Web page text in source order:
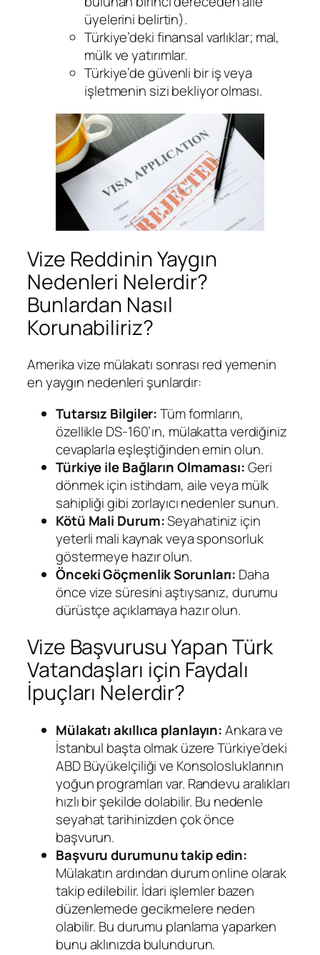
üyelerini belirtin).
Türkiye’deki finansal varlıklar; mal,
mülk ve yatırımlar.
Türkiye’de güvenli bir iş veya
işletmenin sizi bekliyor olması.
Vize Reddinin Yaygın
Nedenleri Nelerdir?
Bunlardan Nasıl
Korunabiliriz?
Amerika vize mülakatı sonrası red yemenin
en yaygın nedenleri şunlardır:
Tutarsız Bilgiler:Tüm formların,
özellikle DS-160’ın, mülakatta verdiğiniz
cevaplarla eşleştiğinden emin olun.
Türkiye ile Bağların Olmaması:Geri
dönmek için istihdam, aile veya mülk
sahipliği gibi zorlayıcı nedenler sunun.
Kötü Mali Durum:Seyahatiniz için
yeterli mali kaynak veya sponsorluk
göstermeye hazır olun.
Önceki Göçmenlik Sorunları: Daha
önce vize süresini aştıysanız, durumu
dürüstçe açıklamaya hazır olun.
Vize Başvurusu Yapan Türk
Vatandaşları için Faydalı
İpuçları Nelerdir?
Mülakatı akıllıca planlayın:Ankara ve
İstanbul başta olmak üzere Türkiye’deki
ABD Büyükelçiliği ve Konsolosluklarının
yoğun programları var. Randevu aralıkları
hızlı bir şekilde dolabilir. Bu nedenle
seyahat tarihinizden çok önce
başvurun.
Başvuru durumunu takip edin:
Mülakatın ardından durum online olarak
takip edilebilir. İdari işlemler bazen
düzenlemede gecikmelere neden
olabilir. Bu durumu planlama yaparken
bunu aklınızda bulundurun.